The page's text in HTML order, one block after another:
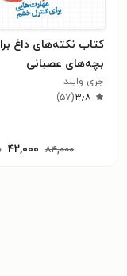
کتاب نکته‌های داغ
بچه‌های عصبانی
جری وایلد
۳٫۸(۵۷)
۸۴,۰۰۰ ۴۲,۰۰۰